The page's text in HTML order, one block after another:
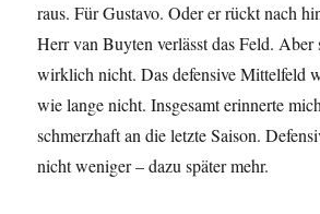
raus. Für Gustavo. Oder er rückt nach
Herr van Buyten verlässt das Feld. Aber
wirklich nicht. Das defensive Mittelfeld
wie lange nicht. Insgesamt erinnerte
schmerzhaft an die letzte Saison.
nicht weniger – dazu später mehr.